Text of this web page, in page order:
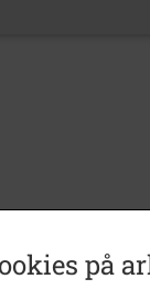
på